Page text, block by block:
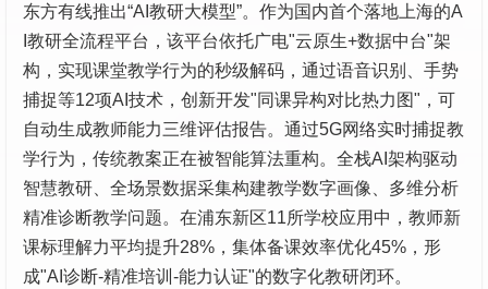
东方有线推出“AI教研大模型”。作为国内首个落地上海的A
I教研全流程平台，该平台依托广电"云原生+数据中台"架
构，实现课堂教学行为的秒级解码，通过语音识别、手势
捕捉等12项AI技术，创新开发"同课异构对比热力图"，可
自动生成教师能力三维评估报告。通过5G网络实时捕捉教
学行为，传统教案正在被智能算法重构。全栈AI架构驱动
智慧教研、全场景数据采集构建教学数字画像、多维分析
精准诊断教学问题。在浦东新区11所学校应用中，教师新
课标理解力平均提升28%，集体备课效率优化45%，形
成"AI诊断-精准培训-能力认证"的数字化教研闭环。